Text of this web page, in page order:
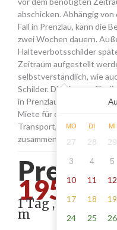
abschicken. Abhängig
Fall in Prenzlau, kann die
zwei Wochen dauern.
Halteverbotsschilder
Zeitraum aufgestellt
selbstverständlich, wie
Schilder. Die Kosten für
in Prenzlau setzen sich
Miete für die Schilder
Transport, das Aufstellen
zusammen.
195.00
1 Tag , Stellung
m
MO DI MI
27 28 29
3
4 5
10
11 12
17
18 19
24
25 26